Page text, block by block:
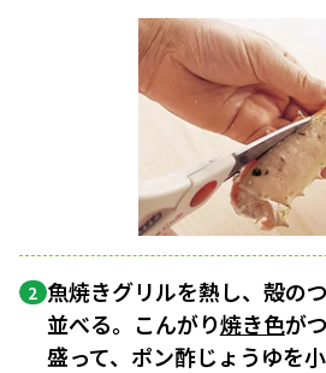
2 魚焼きグリルを熱し、殻の
並べる。こんがり焼き色が
盛って、ポン酢じょうゆを